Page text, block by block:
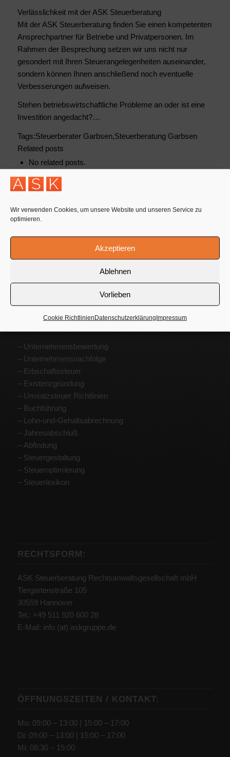
Wir verwenden Cookies, um unsere Website und unseren Service zu
optimieren.
Akzeptieren
Ablehnen
Vorlieben
Cookie RichtlinienDatenschutzerklärungImpressum
Verlässlichkeit mit der ASK Steuerberatung
Mit der ASK Steuerberatung finden Sie einen kompetenten
Ansprechpartner für Betriebe und Privatpersonen. Im
Rahmen der Besprechung setzen wir uns nicht nur
gesondert mit Ihren Steuerangelegenheiten auseinander,
sondern können Ihnen anschließend noch eventuelle
Verbesserungen aufweisen.
Stehen betriebswirtschaftliche Probleme an oder ist eine
Investition angedacht?…
Tags:Steuerberater Garbsen,Steuerberatung Garbsen
Related posts
No related posts.
10. JUNI 2021
/ VONADMIN
STEUERBERATER KOMPETENZEN:
– Unternehmensbewertung
– Unternehmensnachfolge
– Erbschaftssteuer
– Existenzgründung
– Umsatzsteuer Richtlinien
– Buchführung
– Lohn-und-Gehaltsabrechnung
– Jahresabschluß
– Abfindung
– Steuergestaltung
– Steueroptimierung
– Steuerlexikon
RECHTSFORM:
ASK Steuerberatung Rechtsanwaltsgesellschaft mbH
Tiergartenstraße 105
30559 Hannover
Tel.: +49 511 920 600 28
E-Mail: info (at) askgruppe.de
ÖFFNUNGSZEITEN / KONTAKT:
Mo: 09:00 – 13:00 | 15:00 – 17:00
Di: 09:00 – 13:00 | 15:00 – 17:00
Mi: 08:30 – 15:00